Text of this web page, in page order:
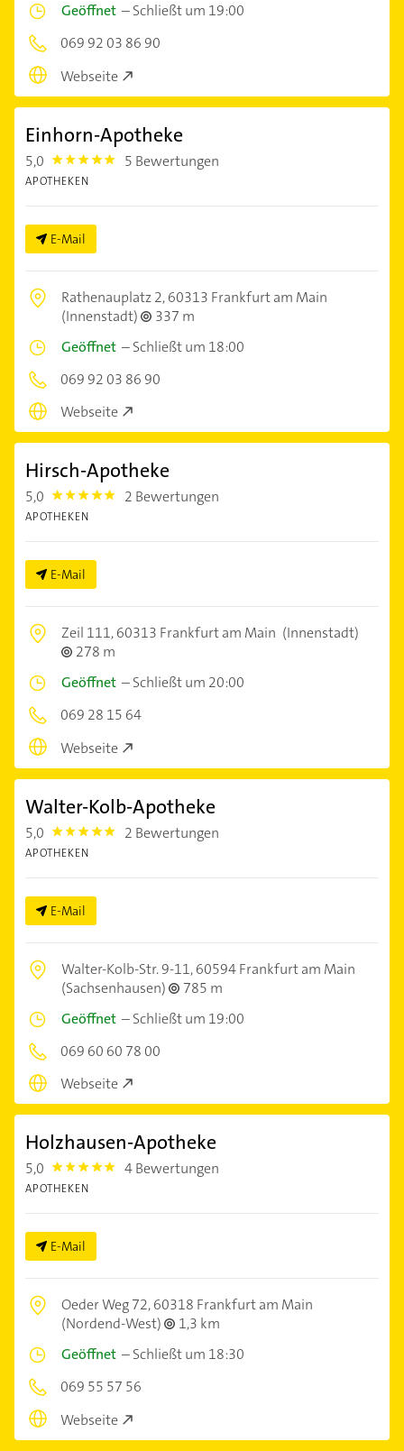
Geöffnet –Schließt um 19:00
069 92 03 86 90
Webseite
Einhorn-Apotheke
5,0 5.0 5 Bewertungen
APOTHEKEN
E-Mail
Rathenauplatz 2,60313 Frankfurt am Main
(Innenstadt)
337 m
Geöffnet –Schließt um 18:00
069 92 03 86 90
Webseite
Hirsch-Apotheke
5,0 5.0 2 Bewertungen
APOTHEKEN
E-Mail
Zeil 111,60313 Frankfurt am Main (Innenstadt)
278 m
Geöffnet –Schließt um 20:00
069 28 15 64
Webseite
Walter-Kolb-Apotheke
5,0 5.0 2 Bewertungen
APOTHEKEN
E-Mail
Walter-Kolb-Str. 9-11,60594 Frankfurt am Main
(Sachsenhausen)
785 m
Geöffnet –Schließt um 19:00
069 60 60 78 00
Webseite
Holzhausen-Apotheke
5,0 5.0 4 Bewertungen
APOTHEKEN
E-Mail
Oeder Weg 72,60318 Frankfurt am Main
(Nordend-West)
1,3 km
Geöffnet –Schließt um 18:30
069 55 57 56
Webseite